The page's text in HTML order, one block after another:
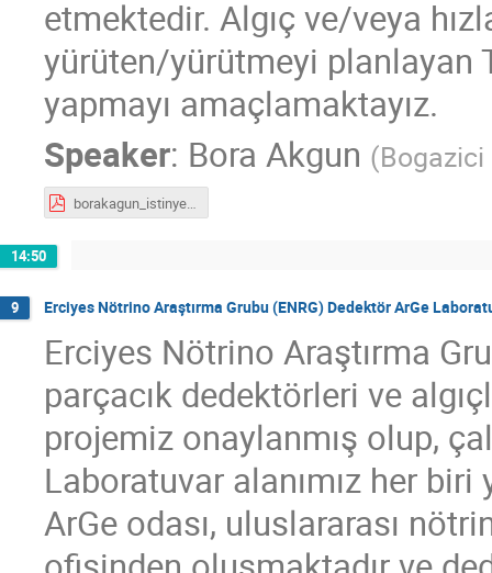
etmektedir. Algıç ve/veya
yürüten/yürütmeyi planlayan
yapmayı amaçlamaktayız.
Speaker: Bora Akgun (Bogazici
borakagun_istinye.pdf
14:50
9 Erciyes Nötrino Araştırma Grubu (ENRG) Dedektör ArGe
Erciyes Nötrino Araştırma
parçacık dedektörleri ve
projemiz onaylanmış olup,
Laboratuvar alanımız her
ArGe odası, uluslararası